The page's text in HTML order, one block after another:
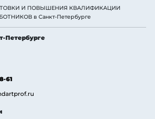
И ПОВЫШЕНИЯ КВАЛИФИКАЦИИ
в Санкт-Петербурге
Петербурге
61